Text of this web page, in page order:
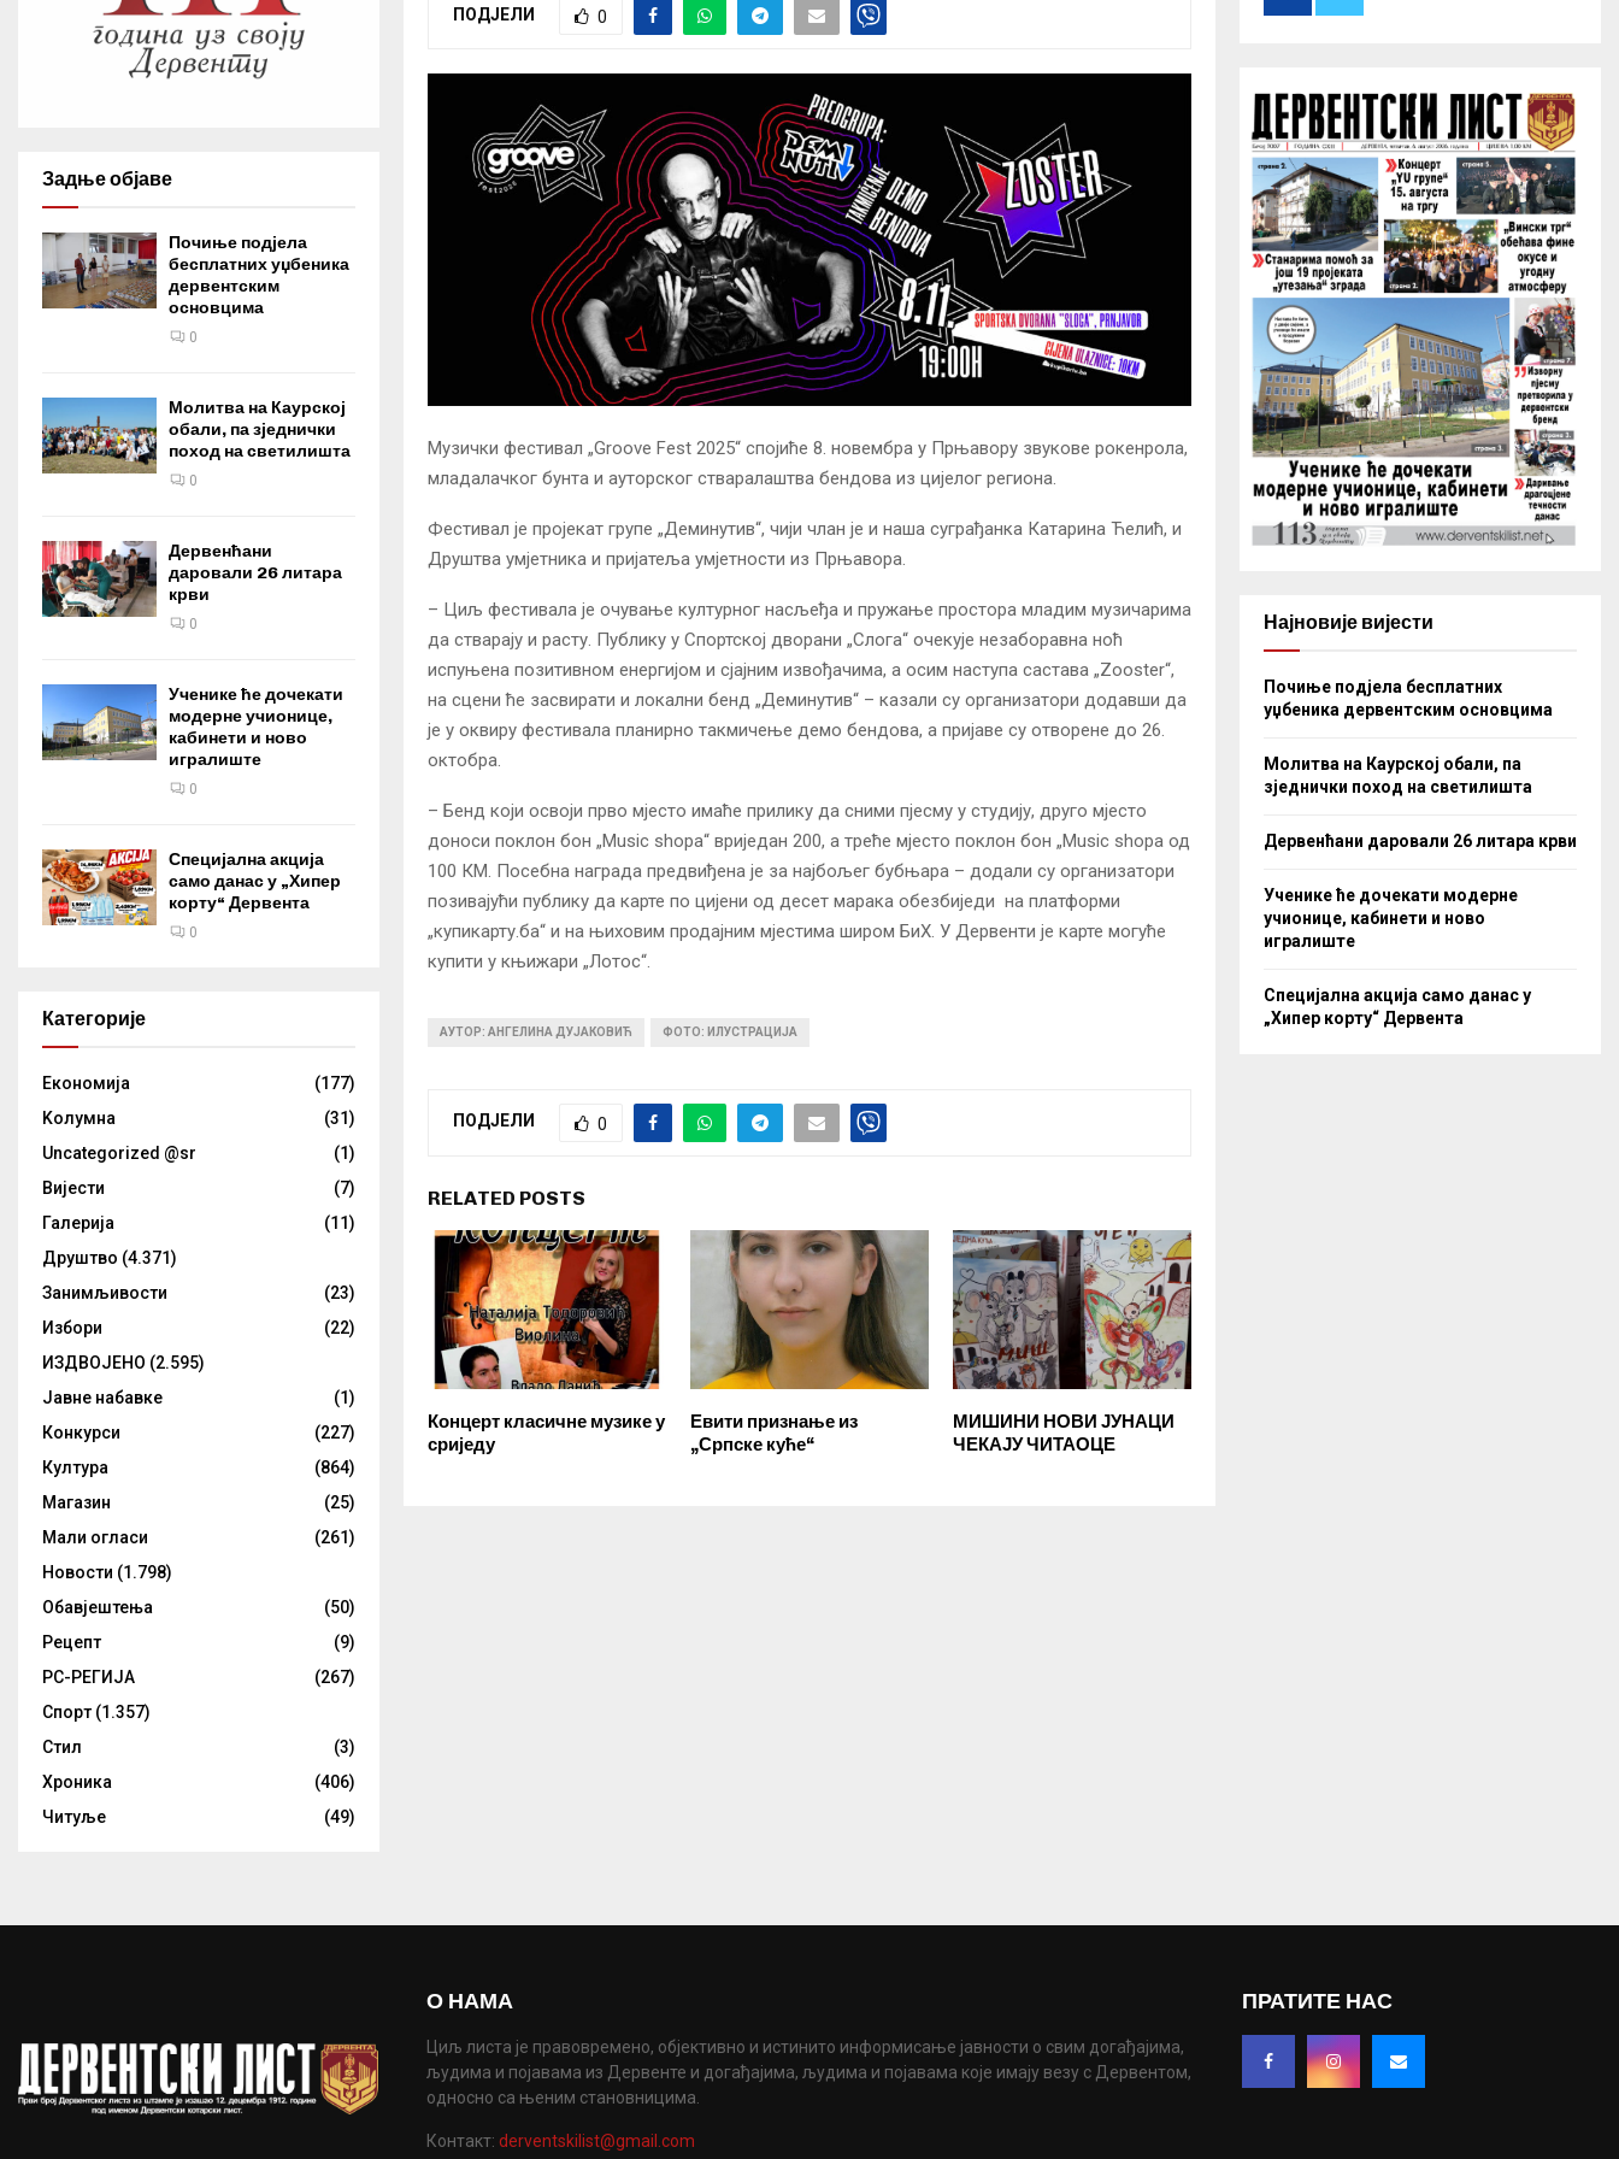
ПОДЈЕЛИ 0
Музички фестивал „Groove Fest 2025“ спојиће 8. новембра у Прњавору звукове рокенрола,
младалачког бунта и ауторског стваралаштва бендова из цијелог региона.
Фестивал је пројекат групе „Деминутив“, чији члан је и наша суграђанка Катарина Ћелић, и
Друштва умјетника и пријатеља умјетности из Прњавора.
– Циљ фестивала је очување културног насљеђа и пружање простора младим музичарима
да стварају и расту. Публику у Спортској дворани „Слога“ очекује незаборавна ноћ
испуњена позитивном енергијом и сјајним извођачима, а осим наступа састава „Zooster“,
на сцени ће засвирати и локални бенд „Деминутив“ – казали су организатори додавши да
је у оквиру фестивала планирно такмичење демо бендова, а пријаве су отворене до 26.
октобра.
– Бенд који освоји прво мјесто имаће прилику да сними пјесму у студију, друго мјесто
доноси поклон бон „Music shopa“ вриједан 200, а треће мјесто поклон бон „Music shopa од
100 КМ. Посебна награда предвиђена је за најбољег бубњара – додали су организатори
позивајући публику да карте по цијени од десет марака обезбиједи на платформи
„купикарту.ба“ и на њиховим продајним мјестима широм БиХ. У Дервенти је карте могуће
купити у књижари „Лотос“.
АУТОР: АНГЕЛИНА ДУЈАКОВИЋ ФОТО: ИЛУСТРАЦИЈА
ПОДЈЕЛИ 0
RELATED POSTS
Концерт класичне музике у
сриједу
Евити признање из
„Српске куће“
МИШИНИ НОВИ ЈУНАЦИ
ЧЕКАЈУ ЧИТАОЦЕ
Задње објаве
Почиње подјела
бесплатних уџбеника
дервентским
основцима
0
Молитва на Каурској
обали, па зједнички
поход на светилишта
0
Дервенћани
даровали 26 литара
крви
0
Ученике ће дочекати
модерне учионице,
кабинети и ново
игралиште
0
Специјална акција
само данас у „Хипер
корту“ Дервента
0
Категорије
Eкономија
(177)
Kолумнa
(31)
Uncategorized @sr
(1)
Вијести
(7)
Галерија
(11)
Друштво (4.371)
Занимљивости
(23)
Избори
(22)
ИЗДВОЈЕНО (2.595)
Јавне набавке
(1)
Конкурси
(227)
Култура
(864)
Магазин
(25)
Мали огласи
(261)
Новости (1.798)
Обавјештења
(50)
Рецепт
(9)
РС-РЕГИЈА
(267)
Спорт (1.357)
Стил
(3)
Хроника
(406)
Читуље
(49)
H
Најновије вијести
Почиње подјела бесплатних
уџбеника дервентским основцима
Молитва на Каурској обали, па
зједнички поход на светилишта
Дервенћани даровали 26 литара крви
Ученике ће дочекати модерне
учионице, кабинети и ново
игралиште
Специјална акција само данас у
„Хипер корту“ Дервента
О НАМА
Циљ листа је правовремено, објективно и истинито информисање јавности о свим догађајима,
људима и појавама из Дервенте и догађајима, људима и појавама које имају везу с Дервентом,
односно са њеним становницима.
Контакт: derventskilist@gmail.com
ПРАТИТЕ НАС